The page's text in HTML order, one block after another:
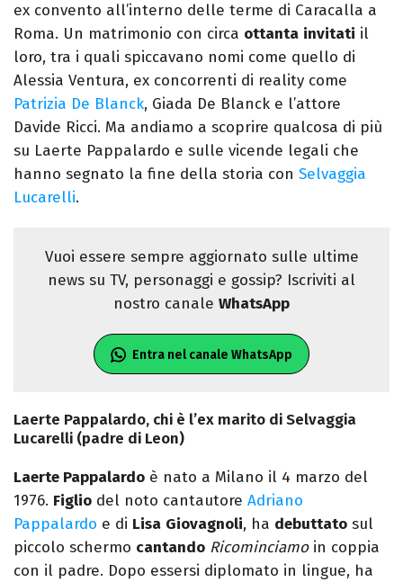
ex convento all’interno delle terme di Caracalla a
Roma. Un matrimonio con circa ottanta invitati il
loro, tra i quali spiccavano nomi come quello di
Alessia Ventura, ex concorrenti di reality come
Patrizia De Blanck, Giada De Blanck e l’attore
Davide Ricci. Ma andiamo a scoprire qualcosa di più
su Laerte Pappalardo e sulle vicende legali che
hanno segnato la fine della storia con Selvaggia
Lucarelli.
Vuoi essere sempre aggiornato sulle ultime
news su TV, personaggi e gossip? Iscriviti al
nostro canale WhatsApp
Entra nel canale WhatsApp
Laerte Pappalardo, chi è l’ex marito di Selvaggia
Lucarelli (padre di Leon)
Laerte Pappalardo è nato a Milano il 4 marzo del
1976. Figlio del noto cantautore Adriano
Pappalardo e di Lisa Giovagnoli, ha debuttato sul
piccolo schermo cantando Ricominciamoin coppia
con il padre. Dopo essersi diplomato in lingue, ha